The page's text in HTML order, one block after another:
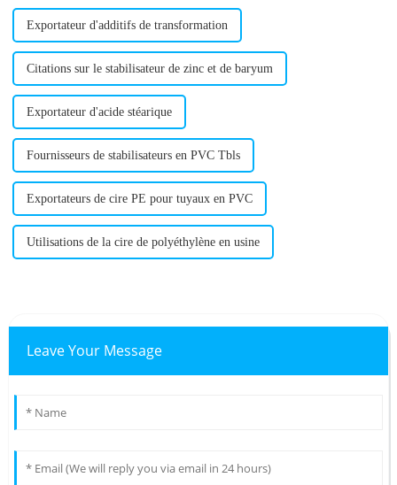
Exportateur d'additifs de transformation
Citations sur le stabilisateur de zinc et de baryum
Exportateur d'acide stéarique
Fournisseurs de stabilisateurs en PVC Tbls
Exportateurs de cire PE pour tuyaux en PVC
Utilisations de la cire de polyéthylène en usine
Leave Your Message